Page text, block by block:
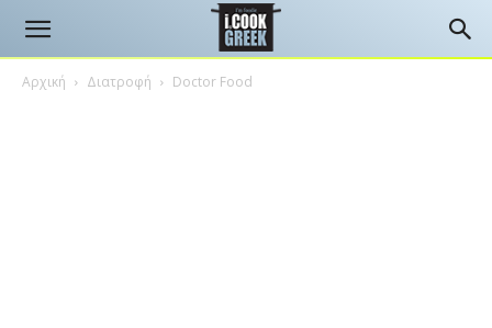
Αρχική Διατροφή Doctor Food